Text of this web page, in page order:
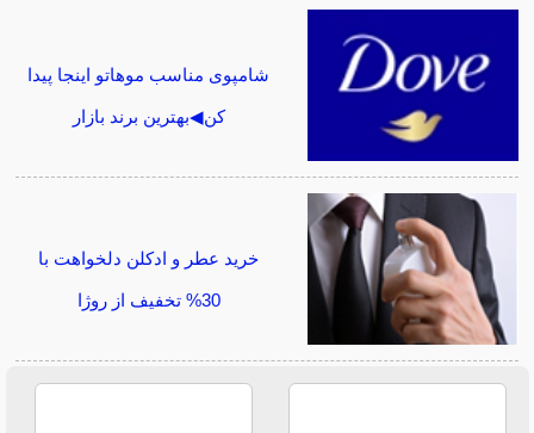
شامپوی مناسب موهاتو اینجا پیدا
کن◀بهترین برند بازار
خرید عطر و ادکلن دلخواهت با
30% تخفیف از روژا